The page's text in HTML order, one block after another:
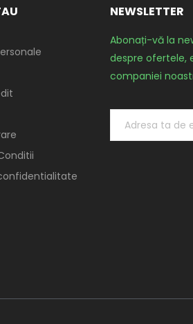
NEWSLETTER
Abonați-vă la
despre ofertele,
companiei